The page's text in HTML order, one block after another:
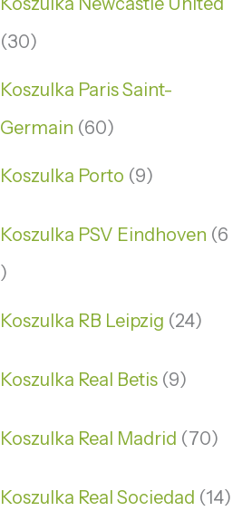
30
Koszulka Paris Saint-
Germain 60
Koszulka Porto 9
Koszulka PSV Eindhoven 6
Koszulka RB Leipzig 24
Koszulka Real Betis 9
Koszulka Real Madrid 70
Koszulka Real Sociedad 14